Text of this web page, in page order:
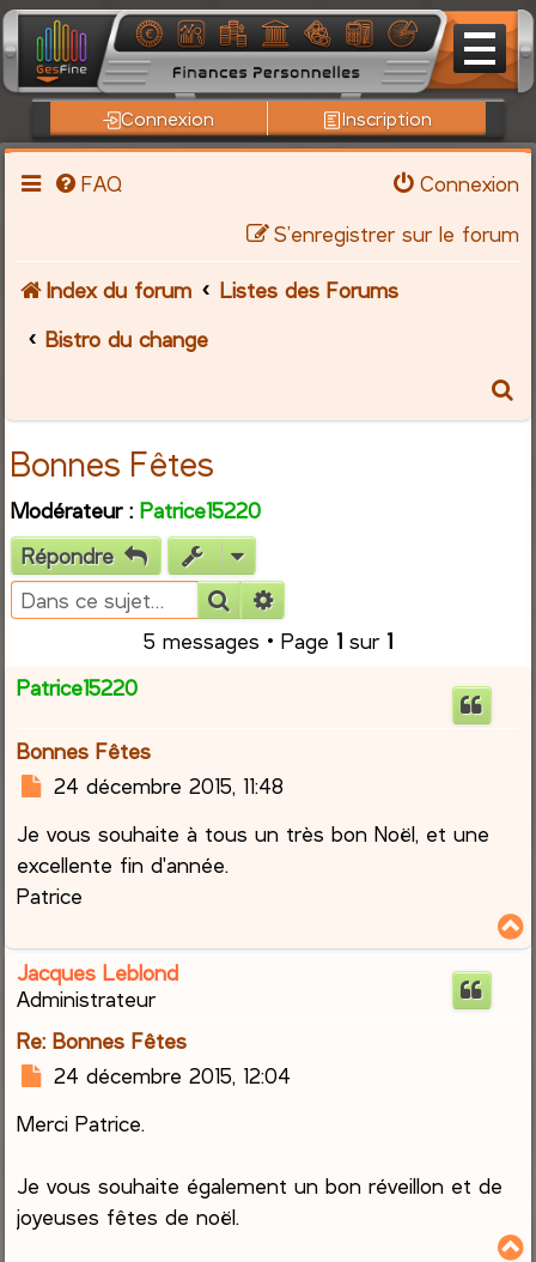
Connexion Inscription
FAQ
Connexion
S’enregistrer sur le forum
Index du forum
Listes des Forums
Bistro du change
Bonnes Fêtes
Modérateur : Patrice15220
Répondre
Rechercher
5 messages • Page 1 sur 1
Patrice15220
Bonnes Fêtes
M
s
s
a
e
24 décembre 2015, 11:48
Je vous souhaite à tous un très bon Noël, et une
excellente fin d'année.
Patrice
Jacques Leblond
Administrateur
Re: Bonnes Fêtes
M
s
a
e
24 décembre 2015, 12:04
Merci Patrice.
Je vous souhaite également un bon réveillon et de
joyeuses fêtes de noël.